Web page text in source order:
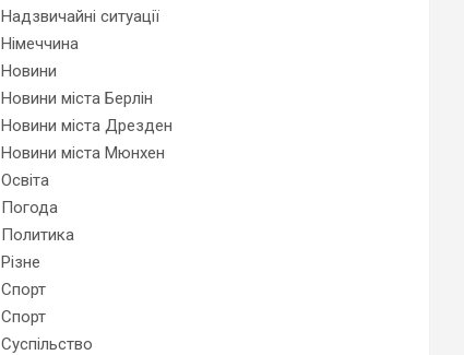
Надзвичайні ситуації
Німеччина
Новини
Новини міста Берлін
Новини міста Дрезден
Новини міста Мюнхен
Освіта
Погода
Политика
Різне
Спорт
Спорт
Суспільство